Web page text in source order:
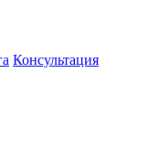
Консультация